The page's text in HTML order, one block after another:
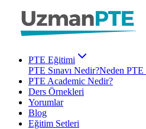
PTE Eğitimi
PTE Sınavı Nedir?Neden PTE
PTE Academic Nedir?
Ders Örnekleri
Yorumlar
Blog
Eğitim Setleri